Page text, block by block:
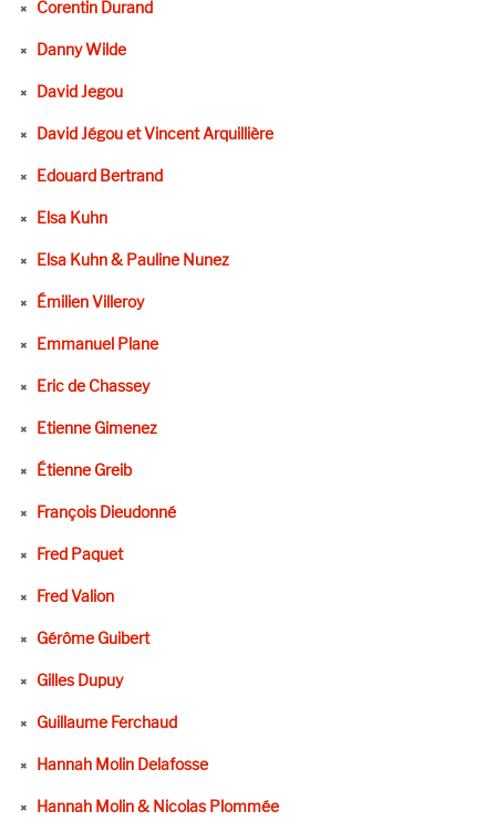
Corentin Durand
Danny Wilde
David Jegou
David Jégou et Vincent Arquillière
Edouard Bertrand
Elsa Kuhn
Elsa Kuhn & Pauline Nunez
Émilien Villeroy
Emmanuel Plane
Eric de Chassey
Etienne Gimenez
Étienne Greib
François Dieudonné
Fred Paquet
Fred Valion
Gérôme Guibert
Gilles Dupuy
Guillaume Ferchaud
Hannah Molin Delafosse
Hannah Molin & Nicolas Plommée